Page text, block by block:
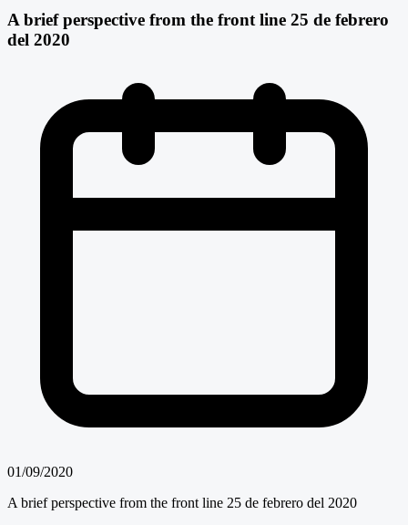
A brief perspective from the front line 25 de febrero
del 2020
01/09/2020
A brief perspective from the front line 25 de febrero del 2020